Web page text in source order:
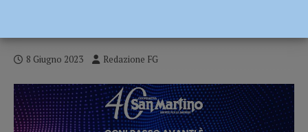
8 Giugno 2023 Redazione FG